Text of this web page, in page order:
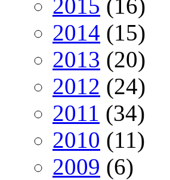
2015 (16)
2014 (15)
2013 (20)
2012 (24)
2011 (34)
2010 (11)
2009 (6)